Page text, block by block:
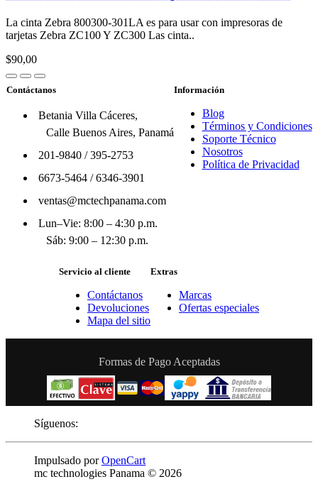
La cinta Zebra 800300-301LA es para usar con impresoras de
tarjetas Zebra ZC100 Y ZC300 Las cinta..
$90,00
Contáctanos
Betania Villa Cáceres,
Calle Buenos Aires, Panamá
201-9840/395-2753
6673-5464/6346-3901
ventas@mctechpanama.com
Lun–Vie: 8:00 – 4:30 p.m.
Sáb: 9:00 – 12:30 p.m.
Información
Blog
Términos y Condiciones
Soporte Técnico
Nosotros
Política de Privacidad
Servicio al cliente
Contáctanos
Devoluciones
Mapa del sitio
Extras
Marcas
Ofertas especiales
Formas de Pago Aceptadas
Síguenos:
Impulsado porOpenCart
mc technologies Panama © 2026